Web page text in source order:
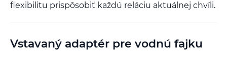
flexibilitu prispôsobiť každú reláciu aktuálnej chvíli.
Vstavaný adaptér pre vodnú fajku